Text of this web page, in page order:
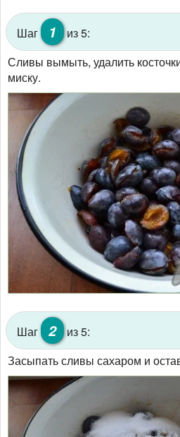
Шаг 1
из 5:
Сливы вымыть, удалить
миску.
Шаг 2
из 5:
Засыпать сливы сахаром и